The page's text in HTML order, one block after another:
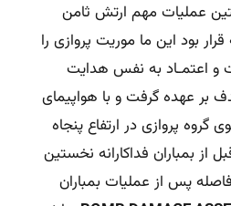
عملیات مهم ارتش ثامن
بود این ما موریت پروازی را
و اعتمـاد به نفس هدایت
بر عهده گرفت و با هواپیمای
گروه پروازی در ارتفاع پنجاه
از بمباران فداكارانه نخستین
پس از عملیات بمباران